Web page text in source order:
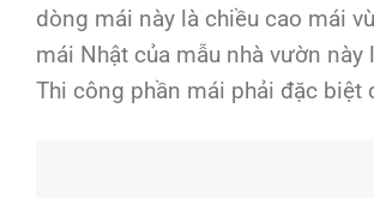
dòng mái này là chiều cao mái
mái Nhật của mẫu nhà vườn
Thi công phần mái phải đặc biệt